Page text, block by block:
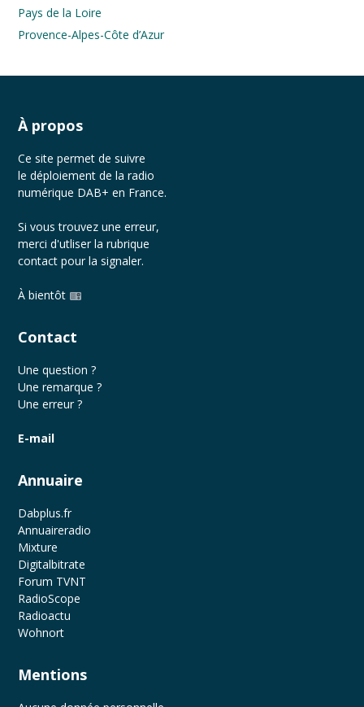
Pays de la Loire
Provence-Alpes-Côte d’Azur
À propos
Ce site permet de suivre
le déploiement de la radio
numérique DAB+ en France.
Si vous trouvez une erreur,
merci d'utliser la rubrique
contact pour la signaler.
À bientôt
Contact
Une question ?
Une remarque ?
Une erreur ?
E-mail
Annuaire
Dabplus.fr
Annuaireradio
Mixture
Digitalbitrate
Forum TVNT
RadioScope
Radioactu
Wohnort
Mentions